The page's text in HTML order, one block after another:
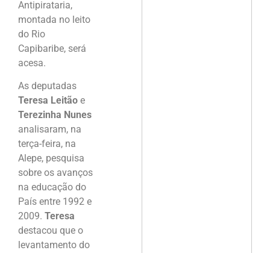
Antipirataria,
montada no leito
do Rio
Capibaribe, será
acesa.
As deputadas
Teresa Leitão e
Terezinha Nunes
analisaram, na
terça-feira, na
Alepe, pesquisa
sobre os avanços
na educação do
País entre 1992 e
2009. Teresa
destacou que o
levantamento do